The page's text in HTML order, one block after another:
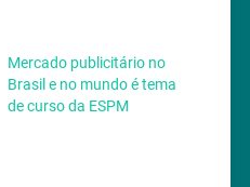
Mercado publicitário no
Brasil e no mundo é tema
de curso da ESPM